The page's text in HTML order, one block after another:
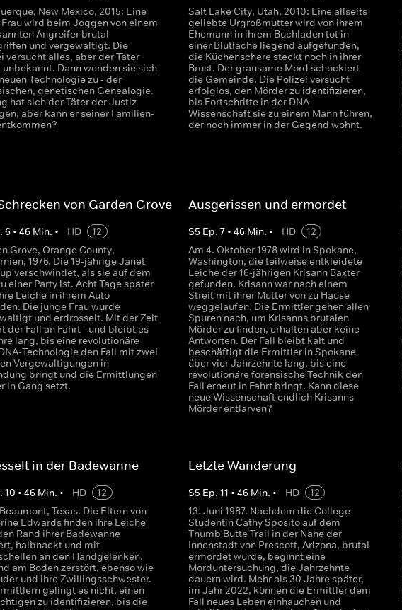
New Mexico, 2015: Eine
wird beim Joggen von einem
Angreifer brutal
und vergewaltigt. Die
versucht alles, aber der Täter
Dann wenden sie sich
Technologie zu - der
genetischen Genealogie.
hat sich der Täter der Justiz
aber kann er seiner Familien-
Salt Lake City, Utah, 2010: Eine allseits
geliebte Urgroßmutter wird von ihrem
Ehemann in ihrem Buchladen tot in
einer Blutlache liegend aufgefunden,
die Küchenschere steckt noch in ihrer
Brust. Der grausame Mord schockiert
die Gemeinde. Die Polizei versucht
erfolglos, den Mörder zu identifizieren,
bis Fortschritte in der DNA-
Wissenschaft sie zu einem Mann führen,
der noch immer in der Gegend wohnt.
von Garden Grove
6 •46 Min. • HD
12
Grove, Orange County,
1976. Die 19-jährige Janet
verschwindet, als sie auf dem
einer Party ist. Acht Tage später
Leiche in ihrem Auto
Die junge Frau wurde
und erdrosselt. Mit der Zeit
der Fall an Fahrt - und bleibt es
lang, bis eine revolutionäre
Technologie den Fall mit zwei
Vergewaltigungen in
bringt und die Ermittlungen
in Gang setzt.
Ausgerissen und ermordet
S5 Ep. 7• 46Min. • HD
12
Am 4. Oktober 1978 wird in Spokane,
Washington, die teilweise entkleidete
Leiche der 16-jährigen Krisann Baxter
gefunden. Krisann war nach einem
Streit mit ihrer Mutter von zu Hause
weggelaufen. Die Ermittler gehen allen
Spuren nach, um Krisanns brutalen
Mörder zu finden, erhalten aber keine
Antworten. Der Fall bleibt kalt und
beschäftigt die Ermittler in Spokane
über vier Jahrzehnte lang, bis eine
revolutionäre forensische Technik den
Fall erneut in Fahrt bringt. Kann diese
neue Wissenschaft endlich Krisanns
Mörder entlarven?
in der Badewanne
10 •46 Min. • HD
12
Texas. Die Eltern von
Edwards finden ihre Leiche
Rand ihrer Badewanne
halbnackt und mit
an den Handgelenken.
am Boden zerstört, ebenso wie
und ihre Zwillingsschwester.
gelingt es nicht, einen
zu identifizieren, bis die
Letzte Wanderung
S5 Ep. 11 • 46Min. • HD
12
13. Juni 1987. Nachdem die College-
Studentin Cathy Sposito auf dem
Thumb Butte Trail in der Nähe der
Innenstadt von Prescott, Arizona, brutal
ermordet wurde, beginnt eine
Morduntersuchung, die Jahrzehnte
dauern wird. Mehr als 30 Jahre später,
im Jahr 2022, können die Ermittler dem
Fall neues Leben einhauchen und